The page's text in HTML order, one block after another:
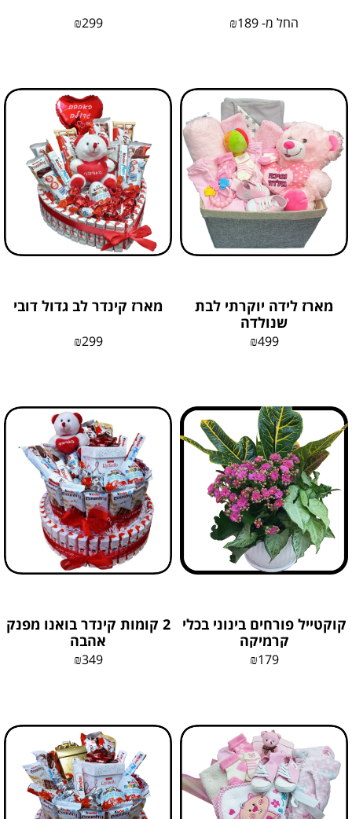
החל מ- ₪189
₪299
מארז לידה יוקרתי לבת
שנולדה
₪499
מארז קינדר לב גדול דובי
₪299
קוקטייל פורחים בינוני בכלי
קרמיקה
₪179
2 קומות קינדר בואנו מפנק
אהבה
₪349